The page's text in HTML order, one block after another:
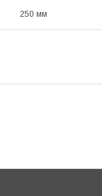
250 мм